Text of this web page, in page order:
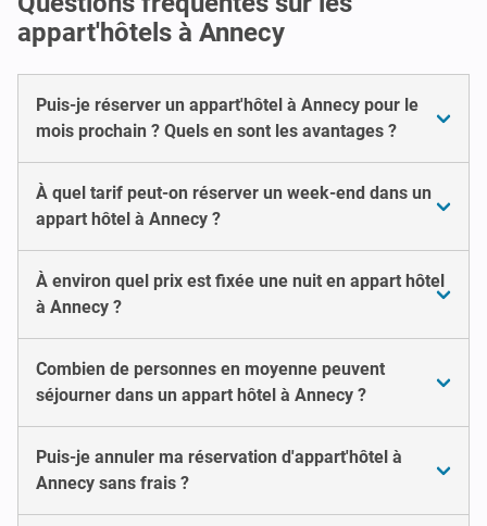
appart'hôtels à Annecy
Puis-je réserver un appart'hôtel à Annecy pour le
mois prochain ? Quels en sont les avantages ?
À quel tarif peut-on réserver un week-end dans un
appart hôtel à Annecy ?
À environ quel prix est fixée une nuit en appart hôtel
à Annecy ?
Combien de personnes en moyenne peuvent
séjourner dans un appart hôtel à Annecy ?
Puis-je annuler ma réservation d'appart'hôtel à
Annecy sans frais ?